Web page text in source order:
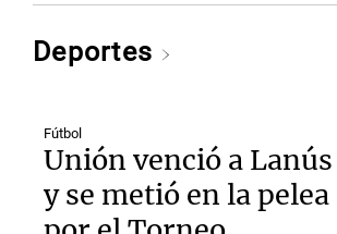
Deportes
Fútbol
Unión venció a Lanús
y se metió en la pelea